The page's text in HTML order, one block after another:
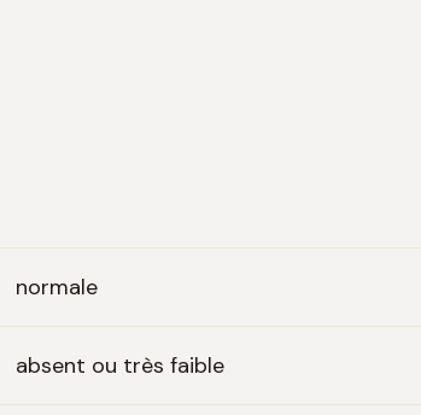
normale
absent ou très faible